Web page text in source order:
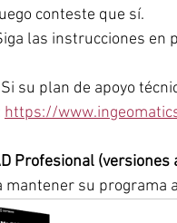
conteste que sí.
las instrucciones en
su plan de apoyo
https://
Profesional (versiones
mantener su programa